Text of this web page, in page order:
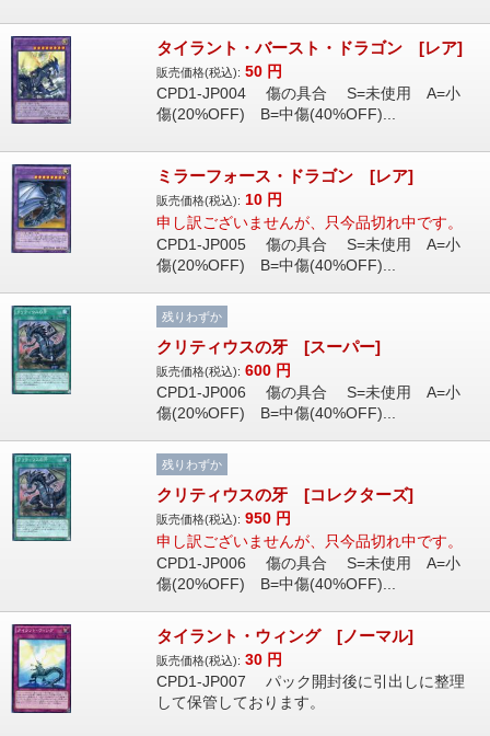
タイラント・バースト・ドラゴン [レア]
販売価格(税込): 50 円
CPD1-JP004 傷の具合 S=未使用 A=小
傷(20%OFF) B=中傷(40%OFF)...
ミラーフォース・ドラゴン [レア]
販売価格(税込): 10 円
申し訳ございませんが、只今品切れ中です。
CPD1-JP005 傷の具合 S=未使用 A=小
傷(20%OFF) B=中傷(40%OFF)...
残りわずか
クリティウスの牙 [スーパー]
販売価格(税込): 600 円
CPD1-JP006 傷の具合 S=未使用 A=小
傷(20%OFF) B=中傷(40%OFF)...
残りわずか
クリティウスの牙 [コレクターズ]
販売価格(税込): 950 円
申し訳ございませんが、只今品切れ中です。
CPD1-JP006 傷の具合 S=未使用 A=小
傷(20%OFF) B=中傷(40%OFF)...
タイラント・ウィング [ノーマル]
販売価格(税込): 30 円
CPD1-JP007 パック開封後に引出しに整理
して保管しております。